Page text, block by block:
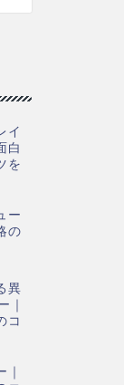
イ
白
を
ー
の
異
｜
コ